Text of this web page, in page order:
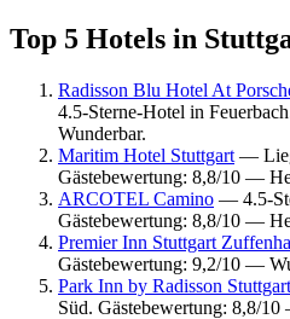
Top 5 Hotels in
Radisson Blu Hotel At
4.5-Sterne-Hotel in
Wunderbar.
Maritim Hotel Stuttgart —
Gästebewertung: 8,8/10 —
ARCOTEL Camino — 4.5-
Gästebewertung: 8,8/10 —
Premier Inn Stuttgart
Gästebewertung: 9,2/10 —
Park Inn by Radisson Stuttgart
Süd. Gästebewertung: 8,8/